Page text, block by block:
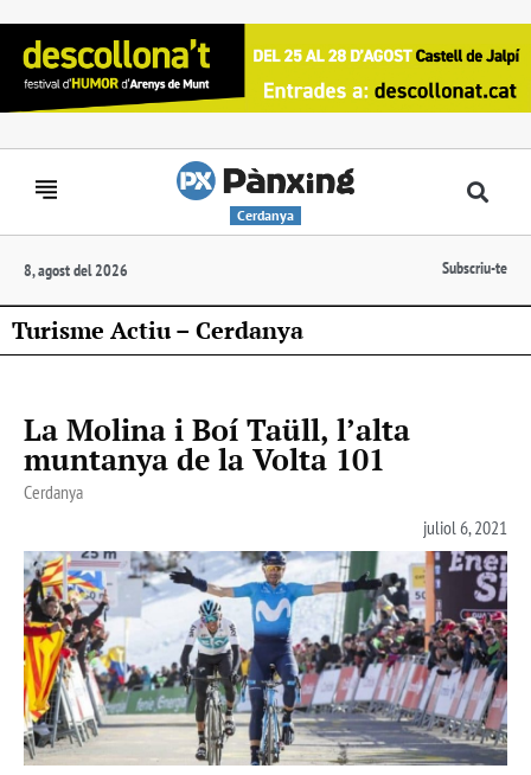
Cerdanya
8, agost del 2026 Subscriu-te
Turisme Actiu – Cerdanya
La Molina i Boí Taüll, l’alta
muntanya de la Volta 101
Cerdanya
juliol 6, 2021